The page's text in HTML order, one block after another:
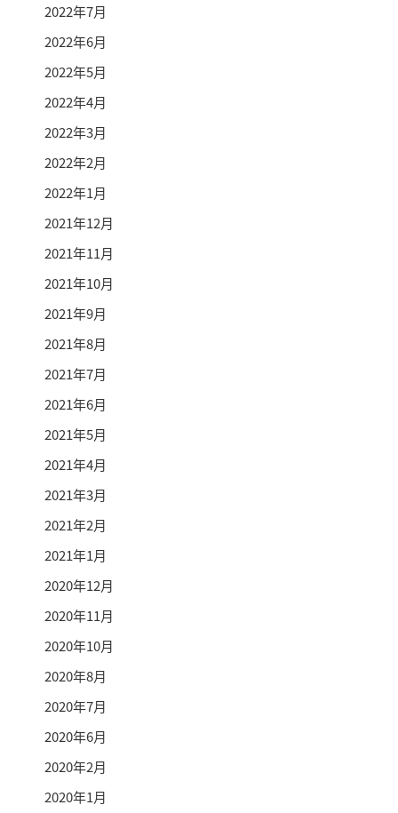
2022年7月
2022年6月
2022年5月
2022年4月
2022年3月
2022年2月
2022年1月
2021年12月
2021年11月
2021年10月
2021年9月
2021年8月
2021年7月
2021年6月
2021年5月
2021年4月
2021年3月
2021年2月
2021年1月
2020年12月
2020年11月
2020年10月
2020年8月
2020年7月
2020年6月
2020年2月
2020年1月